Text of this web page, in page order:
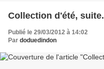
Collection d'été, suite.
Publié le 29/03/2012 à 14:02
Par doduedindon